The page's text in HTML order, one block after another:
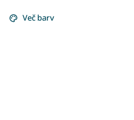
Več barv